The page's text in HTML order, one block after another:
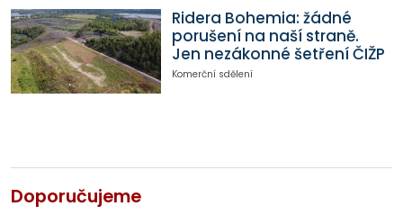
Ridera Bohemia: žádné
porušení na naší straně.
Jen nezákonné šetření ČIŽP
Komerční sdělení
Doporučujeme